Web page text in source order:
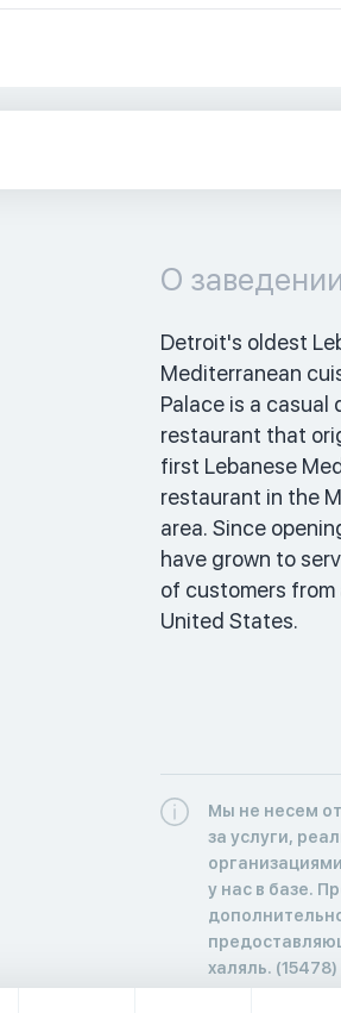
О заведении
Detroit's oldest
Mediterranean
Palace is a casual
restaurant that
first Lebanese
restaurant in the
area. Since
have grown to
of customers from
United States.
Мы не несем
за услуги,
у нас в базе.
халяль. (15478)